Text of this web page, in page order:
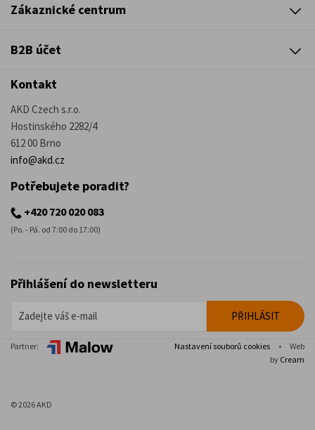
Zákaznické centrum
B2B účet
Kontakt
AKD Czech s.r.o.
Hostinského 2282/4
612 00 Brno
info@akd.cz
Potřebujete poradit?
+420 720 020 083
(Po. - Pá. od 7:00 do 17:00)
Přihlášení do newsletteru
Partner: Nastavení souborů cookies •
Web
by Cream
© 2026 AKD